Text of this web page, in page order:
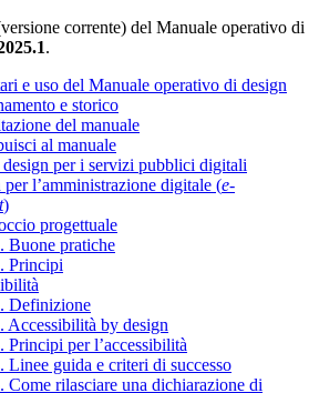
corrente) del Manuale operativo di
.
e uso del Manuale operativo di design
e storico
del manuale
al manuale
per i servizi pubblici digitali
per l’amministrazione digitale (e-
)
progettuale
Buone pratiche
Principi
Definizione
Accessibilità by design
Principi per l’accessibilità
Linee guida e criteri di successo
Come rilasciare una dichiarazione di